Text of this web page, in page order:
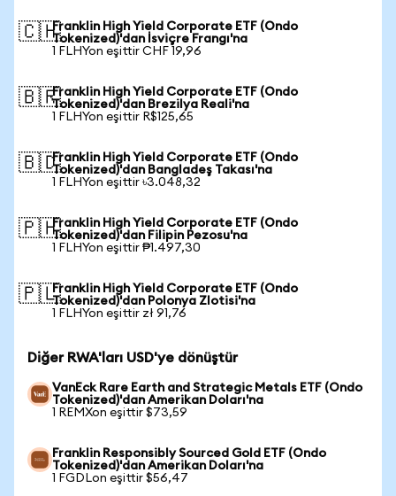
🇨🇭Franklin High Yield Corporate ETF (Ondo
Tokenized)'dan İsviçre Frangı'na
1 FLHYon eşittir CHF 19,96
🇧🇷Franklin High Yield Corporate ETF (Ondo
Tokenized)'dan Brezilya Reali'na
1 FLHYon eşittir R$125,65
🇧🇩Franklin High Yield Corporate ETF (Ondo
Tokenized)'dan Bangladeş Takası'na
1 FLHYon eşittir ৳3.048,32
🇵🇭Franklin High Yield Corporate ETF (Ondo
Tokenized)'dan Filipin Pezosu'na
1 FLHYon eşittir ₱1.497,30
🇵🇱Franklin High Yield Corporate ETF (Ondo
Tokenized)'dan Polonya Zlotisi'na
1 FLHYon eşittir zł 91,76
Diğer RWA'ları USD'ye dönüştür
VanEck Rare Earth and Strategic Metals ETF (Ondo
Tokenized)'dan Amerikan Doları'na
1 REMXon eşittir $73,59
Franklin Responsibly Sourced Gold ETF (Ondo
Tokenized)'dan Amerikan Doları'na
1 FGDLon eşittir $56,47